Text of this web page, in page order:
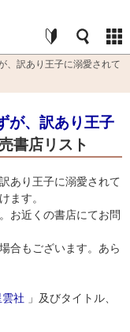
、訳あり王子に溺愛されて
が、訳あり王子
書店リスト
あり王子に溺愛されて
ます。
お近くの書店にてお問
合もございます。あら
雲社 」及びタイトル、